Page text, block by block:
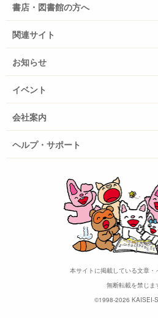
書店・図書館の方へ
関連サイト
お知らせ
イベント
会社案内
ヘルプ・サポート
本サイトに掲載している文章・
無断転載を禁じま
©1998-2026 KAISEI-